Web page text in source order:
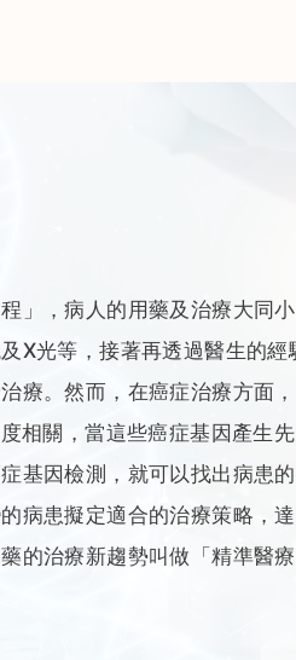
」，病人的用藥及治療大同
X光等，接著再透過醫生的
療。然而，在癌症治療方面
相關，當這些癌症基因產生
基因檢測，就可以找出病患
病患擬定適合的治療策略，
的治療新趨勢叫做「精準醫療